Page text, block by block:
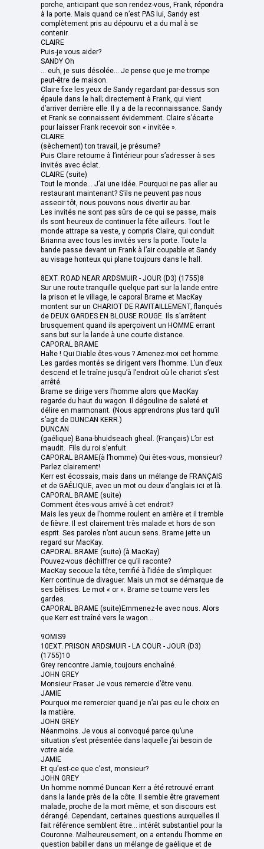
porche, anticipant que son rendez-vous, Frank, répondra
à la porte. Mais quand ce n’est PAS lui, Sandy est
complètement pris au dépourvu et a du mal à se
contenir.
CLAIRE
Puis-je vous aider?
SANDY Oh
... euh, je suis désolée... Je pense que je me trompe
peut-être de maison.
Claire fixe les yeux de Sandy regardant par-dessus son
épaule dans le hall; directement à Frank, qui vient
d’arriver derrière elle. Il y a de la reconnaissance. Sandy
et Frank se connaissent évidemment. Claire s’écarte
pour laisser Frank recevoir son « invitée ».
CLAIRE
(sèchement) ton travail, je présume?
Puis Claire retourne à l’intérieur pour s’adresser à ses
invités avec éclat.
CLAIRE (suite)
Tout le monde... J’ai une idée. Pourquoi ne pas aller au
restaurant maintenant? S’ils ne peuvent pas nous
asseoir tôt, nous pouvons nous divertir au bar.
Les invités ne sont pas sûrs de ce qui se passe, mais
ils sont heureux de continuer la fête ailleurs. Tout le
monde attrape sa veste, y compris Claire, qui conduit
Brianna avec tous les invités vers la porte. Toute la
bande passe devant un Frank à l’air coupable et Sandy
au visage honteux qui plane toujours dans le hall.
8EXT. ROAD NEAR ARDSMUIR - JOUR (D3) (1755)8
Sur une route tranquille quelque part sur la lande entre
la prison et le village, le caporal Brame et MacKay
montent sur un CHARIOT DE RAVITAILLEMENT, flanqués
de DEUX GARDES EN BLOUSE ROUGE. Ils s’arrêtent
brusquement quand ils aperçoivent un HOMME errant
sans but sur la lande à une courte distance.
CAPORAL BRAME
Halte ! Qui Diable êtes-vous ? Amenez-moi cet homme.
Les gardes montés se dirigent vers l’homme. L’un d’eux
descend et le traîne jusqu’à l’endroit où le chariot s’est
arrêté.
Brame se dirige vers l’homme alors que MacKay
regarde du haut du wagon. Il dégouline de saleté et
délire en marmonant. (Nous apprendrons plus tard qu’il
s’agit de DUNCAN KERR.)
DUNCAN
(gaélique) Bana-bhuidseach gheal. (Français) L’or est
maudit. Fils du roi s’enfuit.
CAPORAL BRAME(à l’homme) Qui êtes-vous, monsieur?
Parlez clairement!
Kerr est écossais, mais dans un mélange de FRANÇAIS
et de GAÉLIQUE, avec un mot ou deux d’anglais ici et là.
CAPORAL BRAME (suite)
Comment êtes-vous arrivé à cet endroit?
Mais les yeux de l’homme roulent en arrière et il tremble
de fièvre. Il est clairement très malade et hors de son
esprit. Ses paroles n’ont aucun sens. Brame jette un
regard sur MacKay.
CAPORAL BRAME (suite) (à MacKay)
Pouvez-vous déchiffrer ce qu’il raconte?
MacKay secoue la tête, terrifié à l’idée de s’impliquer.
Kerr continue de divaguer. Mais un mot se démarque de
ses bêtises. Le mot « or ». Brame se tourne vers les
gardes.
CAPORAL BRAME (suite)Emmenez-le avec nous. Alors
que Kerr est traîné vers le wagon...
9OMIS9
10EXT. PRISON ARDSMUIR - LA COUR - JOUR (D3)
(1755)10
Grey rencontre Jamie, toujours enchaîné.
JOHN GREY
Monsieur Fraser. Je vous remercie d’être venu.
JAMIE
Pourquoi me remercier quand je n’ai pas eu le choix en
la matière.
JOHN GREY
Néanmoins. Je vous ai convoqué parce qu’une
situation s’est présentée dans laquelle j’ai besoin de
votre aide.
JAMIE
Et qu’est-ce que c’est, monsieur?
JOHN GREY
Un homme nommé Duncan Kerr a été retrouvé errant
dans la lande près de la côte. Il semble être gravement
malade, proche de la mort même, et son discours est
dérangé. Cependant, certaines questions auxquelles il
fait référence semblent être... intérêt substantiel pour la
Couronne. Malheureusement, on a entendu l’homme en
question babiller dans un mélange de gaélique et de